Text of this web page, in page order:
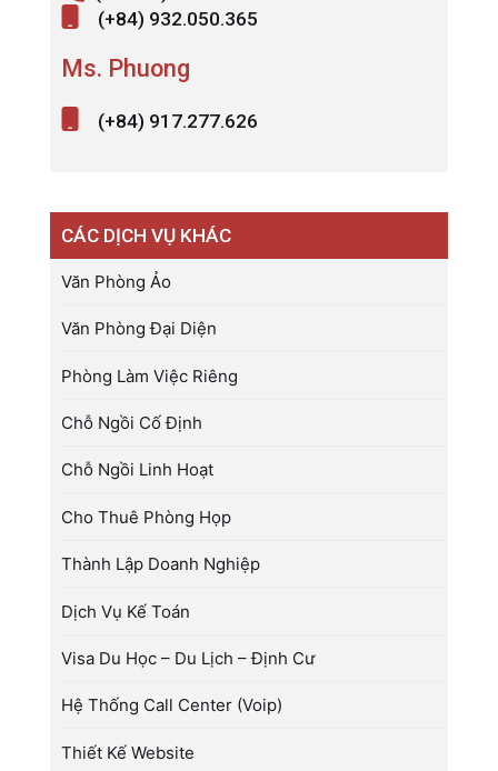
(+84) 932.050.365
Ms. Phuong
(+84) 917.277.626
CÁC DỊCH VỤ KHÁC
Văn Phòng Ảo
Văn Phòng Đại Diện
Phòng Làm Việc Riêng
Chỗ Ngồi Cố Định
Chỗ Ngồi Linh Hoạt
Cho Thuê Phòng Họp
Thành Lập Doanh Nghiệp
Dịch Vụ Kế Toán
Visa Du Học – Du Lịch – Định Cư
Hệ Thống Call Center (Voip)
Thiết Kế Website